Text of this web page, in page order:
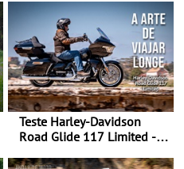
Teste Harley-Davidson
Road Glide 117 Limited - A